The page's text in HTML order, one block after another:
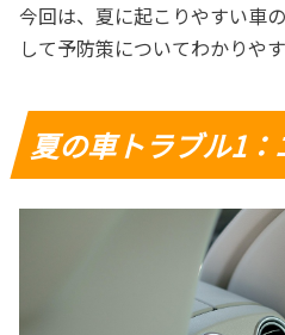
今回は、夏に起こりやすい車
して予防策についてわかりや
夏の車トラブル1